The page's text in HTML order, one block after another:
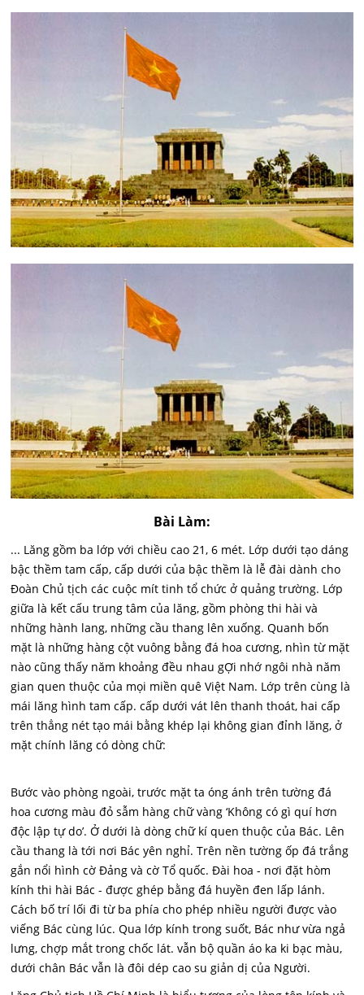
Bài Làm:
... Lăng gồm ba lớp với chiều cao 21, 6 mét. Lớp dưới tạo dáng
bậc thềm tam cấp, cấp dưới của bậc thềm là lễ đài dành cho
Đoàn Chủ tịch các cuộc mít tinh tổ chức ở quảng trường. Lớp
giữa là kết cấu trung tâm của lăng, gồm phòng thi hài và
những hành lang, những cầu thang lên xuống. Quanh bốn
mặt là những hàng cột vuông bằng đá hoa cương, nhìn từ mặt
nào cũng thấy năm khoảng đều nhau gỢi nhớ ngôi nhà năm
gian quen thuộc của mọi miền quê Việt Nam. Lớp trên cùng là
mái lăng hình tam cấp. cấp dưới vát lên thanh thoát, hai cấp
trên thẳng nét tạo mái bằng khép lại không gian đỉnh lăng, ở
mặt chính lăng có dòng chữ:
Bước vào phòng ngoài, trước mặt ta óng ánh trên tường đá
hoa cương màu đỏ sẫm hàng chữ vàng ‘Không có gì quí hơn
độc lập tự do’. Ở dưới là dòng chữ kí quen thuộc của Bác. Lên
cầu thang là tới nơi Bác yên nghỉ. Trên nền tường ốp đá trắng
gắn nổi hình cờ Đảng và cờ Tổ quốc. Đài hoa - nơi đặt hòm
kính thi hài Bác - được ghép bằng đá huyền đen lấp lánh.
Cách bố trí lối đi từ ba phía cho phép nhiều người được vào
viếng Bác cùng lúc. Qua lớp kính trong suốt, Bác như vừa ngả
lưng, chợp mắt trong chốc lát. vẫn bộ quần áo ka ki bạc màu,
dưới chân Bác vẫn là đôi dép cao su giản dị của Người.